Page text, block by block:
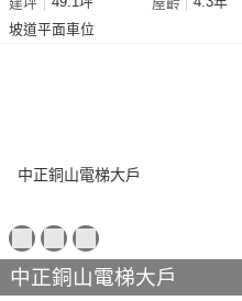
坡道平面車位
中正銅山電梯大戶